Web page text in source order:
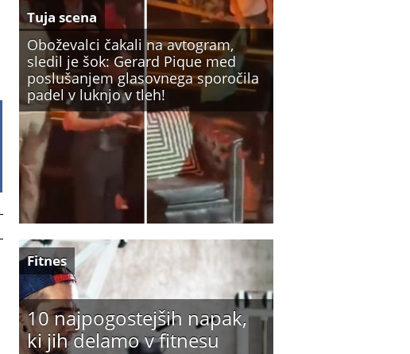
Oboževalci čakali na avtogram,
sledil je šok: Gerard Pique med
poslušanjem glasovnega sporočila
padel v luknjo v tleh!
Tuja scena
10 najpogostejših napak,
ki jih delamo v fitnesu
Fitnes